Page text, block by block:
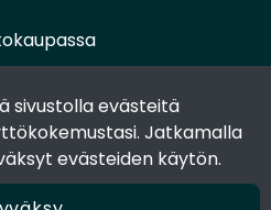
sivustolla evästeitä
Jatkamalla
evästeiden käytön.